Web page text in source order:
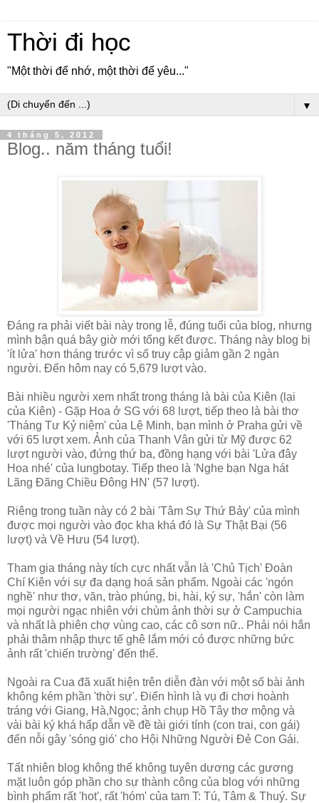
Thời đi học
"Một thời để nhớ, một thời để yêu..."
▼
4 tháng 5, 2012
Blog.. năm tháng tuổi!
Đáng ra phải viết bài này trong lễ, đúng tuổi của blog, nhưng
mình bận quá bây giờ mới tổng kết được. Tháng này blog bị
'ít lửa' hơn tháng trước vì số truy cập giảm gần 2 ngàn
người. Đến hôm nay có 5,679 lượt vào.
Bài nhiều người xem nhất trong tháng là bài của Kiên (lại
của Kiên) - Gặp Hoa ở SG với 68 lượt, tiếp theo là bài thơ
'Tháng Tư Kỷ niệm' của Lệ Minh, bạn mình ở Praha gửi về
với 65 lượt xem. Ảnh của Thanh Vân gửi từ Mỹ được 62
lượt người vào, đứng thứ ba, đồng hạng với bài 'Lửa đây
Hoa nhé' của lungbotay. Tiếp theo là 'Nghe bạn Nga hát
Lãng Đãng Chiều Đông HN' (57 lượt).
Riêng trong tuần này có 2 bài 'Tâm Sự Thứ Bảy' của mình
được mọi người vào đọc kha khá đó là Sự Thật Bại (56
lượt) và Về Hưu (54 lượt).
Tham gia tháng này tích cực nhất vẫn là 'Chủ Tịch' Đoàn
Chí Kiên với sự đa dạng hoá sản phẩm. Ngoài các 'ngón
nghề' như thơ, văn, trào phúng, bi, hài, ký sự, 'hắn' còn làm
mọi người ngạc nhiên với chùm ảnh thời sự ở Campuchia
và nhất là phiên chợ vùng cao, các cô sơn nữ.. Phải nói hắn
phải thâm nhập thực tế ghê lắm mới có được những bức
ảnh rất 'chiến trường' đến thế.
Ngoài ra Cua đã xuất hiện trên diễn đàn với một số bài ảnh
không kém phần 'thời sự'. Điển hình là vụ đi chơi hoành
tráng với Giang, Hà,Ngọc; ảnh chụp Hồ Tây thơ mộng và
vài bài ký khá hấp dẫn về đề tài giới tính (con trai, con gái)
đến nỗi gây 'sóng gió' cho Hội Những Người Đẻ Con Gái.
Tất nhiên blog không thể không tuyên dương các gương
mặt luôn góp phần cho sự thành công của blog với những
bình phẩm rất 'hot', rất 'hóm' của tam T: Tú, Tâm & Thuý. Sự